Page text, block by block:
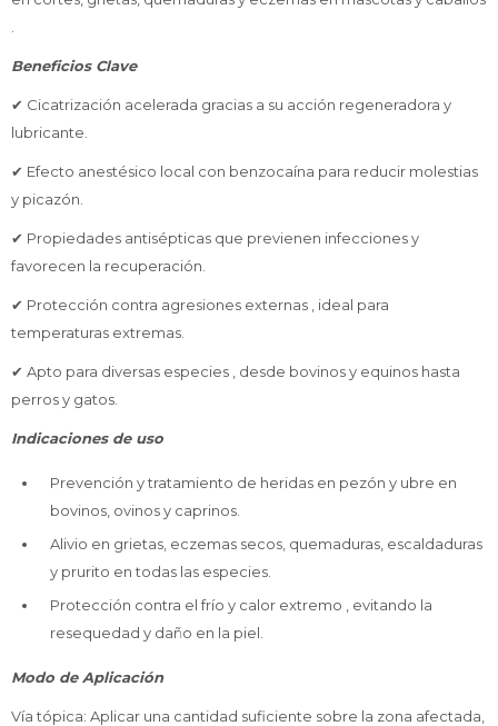
Beneficios Clave
✔ Cicatrización acelerada gracias a su acción regeneradora y
lubricante.
✔ Efecto anestésico local con benzocaína para reducir molestias
y picazón.
✔ Propiedades antisépticas que previenen infecciones y
favorecen la recuperación.
✔ Protección contra agresiones externas , ideal para
temperaturas extremas.
✔ Apto para diversas especies , desde bovinos y equinos hasta
perros y gatos.
Indicaciones de uso
Prevención y tratamiento de heridas en pezón y ubre en
bovinos, ovinos y caprinos.
Alivio en grietas, eczemas secos, quemaduras, escaldaduras
y prurito en todas las especies.
Protección contra el frío y calor extremo , evitando la
resequedad y daño en la piel.
Modo de Aplicación
Vía tópica: Aplicar una cantidad suficiente sobre la zona afectada,